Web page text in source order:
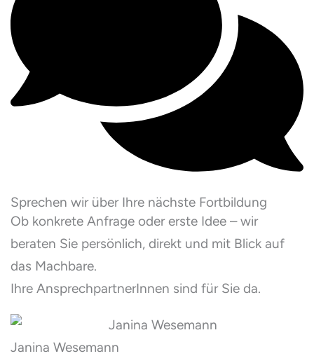
Sprechen wir über Ihre nächste Fortbildung
Ob konkrete Anfrage oder erste Idee – wir
beraten Sie persönlich, direkt und mit Blick auf
das Machbare.
Ihre AnsprechpartnerInnen sind für Sie da.
Janina Wesemann